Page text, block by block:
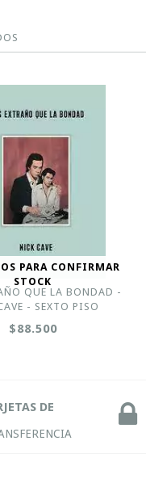
PARA CONFIRMAR
STOCK
QUE LA BONDAD -
- SEXTO PISO
$88.500
DE